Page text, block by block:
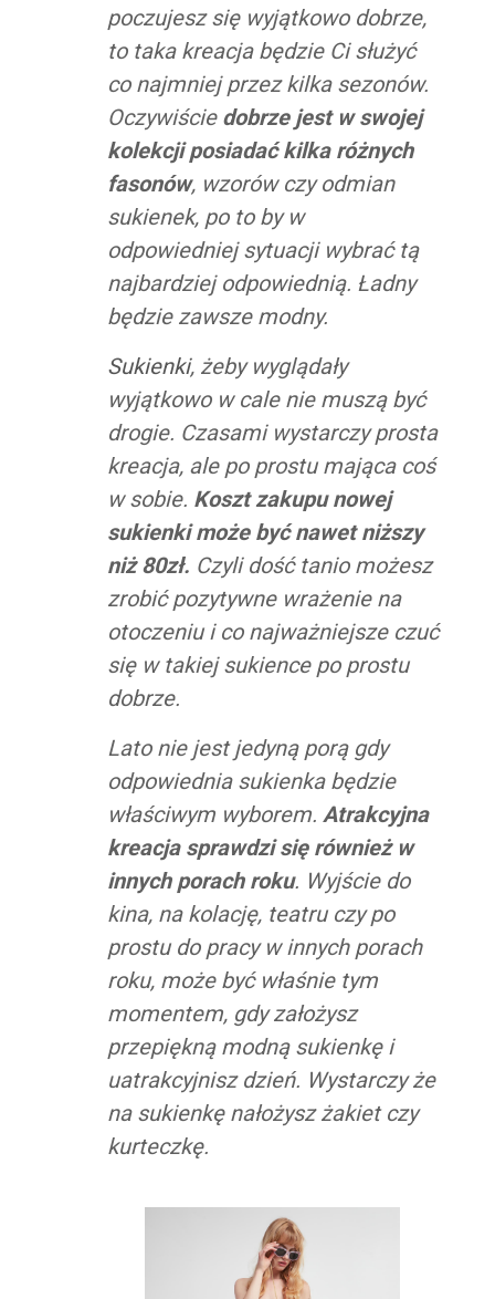
poczujesz się wyjątkowo dobrze,
to taka kreacja będzie Ci służyć
co najmniej przez kilka sezonów.
Oczywiście dobrze jest w swojej
kolekcji posiadać kilka różnych
fasonów, wzorów czy odmian
sukienek, po to by w
odpowiedniej sytuacji wybrać tą
najbardziej odpowiednią. Ładny
będzie zawsze modny.
Sukienki, żeby wyglądały
wyjątkowo w cale nie muszą być
drogie. Czasami wystarczy prosta
kreacja, ale po prostu mająca coś
w sobie. Koszt zakupu nowej
sukienki może być nawet niższy
niż 80zł. Czyli dość tanio możesz
zrobić pozytywne wrażenie na
otoczeniu i co najważniejsze czuć
się w takiej sukience po prostu
dobrze.
Lato nie jest jedyną porą gdy
odpowiednia sukienka będzie
właściwym wyborem. Atrakcyjna
kreacja sprawdzi się również w
innych porach roku. Wyjście do
kina, na kolację, teatru czy po
prostu do pracy w innych porach
roku, może być właśnie tym
momentem, gdy założysz
przepiękną modną sukienkę i
uatrakcyjnisz dzień. Wystarczy że
na sukienkę nałożysz żakiet czy
kurteczkę.